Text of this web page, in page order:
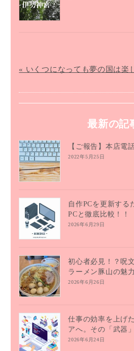
« いくつになっても夢の国は楽
最新の記
【ご報告】本店電
2022年5月25日
自作PCを更新する
PCと徹底比較！！
2026年6月29日
初心者必見！？呪
ラーメン豚山の魅力
2026年6月26日
仕事の効率を上げ
アへ。その「武器
2026年6月24日